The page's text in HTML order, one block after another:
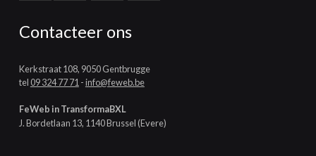
Contacteer ons
Kerkstraat 108, 9050 Gentbrugge
tel09 324 77 71 -info@feweb.be
FeWeb in TransformaBXL
J. Bordetlaan 13, 1140 Brussel (Evere)